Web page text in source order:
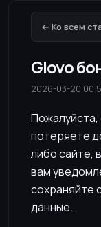
← Ко всем
Glovo
2026-03-20
Пожалуйста,
потеряете
либо сайте,
вам
сохраняйте
данные.